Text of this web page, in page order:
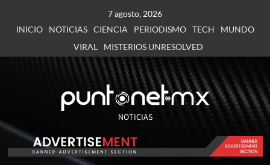
7 agosto, 2026
INICIO
NOTICIAS CIENCIA PERIODISMO TECH
MUNDO
VIRAL
MISTERIOS UNRESOLVED
NOTICIAS